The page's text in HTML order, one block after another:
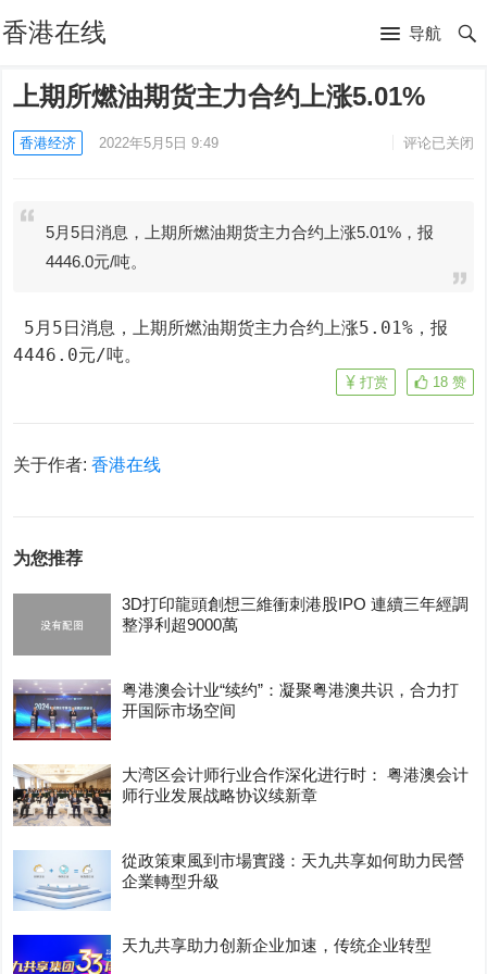
香港在线 导航
上期所燃油期货主力合约上涨5.01%
香港经济 2022年5月5日 9:49 评论已关闭
5月5日消息，上期所燃油期货主力合约上涨5.01%，报
4446.0元/吨。
4446.0元/吨。
18 赞
打赏
关于作者:香港在线
为您推荐
3D打印龍頭創想三維衝刺港股IPO 連續三年經調
整淨利超9000萬
粤港澳会计业“续约”：凝聚粤港澳共识，合力打
开国际市场空间
大湾区会计师行业合作深化进行时： 粤港澳会计
师行业发展战略协议续新章
從政策東風到市場實踐：天九共享如何助力民營
企業轉型升級
天九共享助力创新企业加速，传统企业转型